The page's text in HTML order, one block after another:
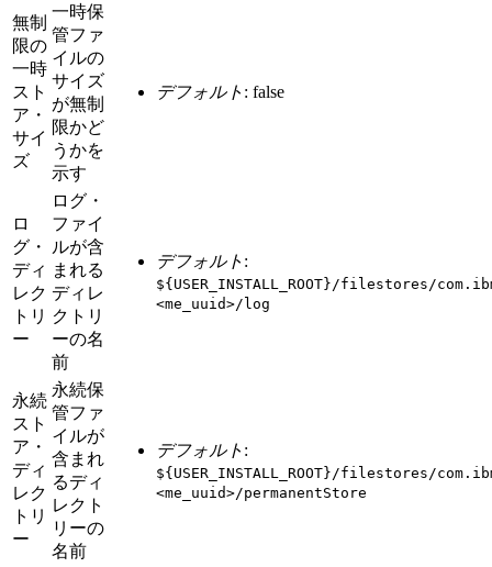
無制
限の
一時
スト
ア・
サイ
ズ
一時保
管ファ
イルの
サイズ
が無制
限かど
うかを
示す
デフォルト : false
ロ
グ・
ディ
レク
トリ
ー
ログ・
ファイ
ルが含
まれる
ディレ
クトリ
ーの名
前
デフォルト :
${USER_INSTALL_ROOT}/filestores/
<me_uuid>/log
永続
スト
ア・
ディ
レク
トリ
ー
永続保
管ファ
イルが
含まれ
るディ
レクト
リーの
名前
デフォルト :
${USER_INSTALL_ROOT}/filestores/
<me_uuid>/permanentStore